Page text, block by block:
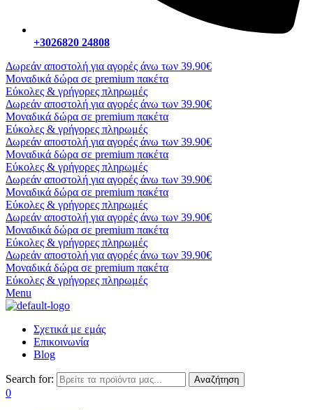
+3026820 24808
Δωρεάν αποστολή για αγορές άνω των 39.90€
Μοναδικά δώρα σε premium πακέτα
Εύκολες & γρήγορες πληρωμές
Δωρεάν αποστολή για αγορές άνω των 39.90€
Μοναδικά δώρα σε premium πακέτα
Εύκολες & γρήγορες πληρωμές
Δωρεάν αποστολή για αγορές άνω των 39.90€
Μοναδικά δώρα σε premium πακέτα
Εύκολες & γρήγορες πληρωμές
Δωρεάν αποστολή για αγορές άνω των 39.90€
Μοναδικά δώρα σε premium πακέτα
Εύκολες & γρήγορες πληρωμές
Δωρεάν αποστολή για αγορές άνω των 39.90€
Μοναδικά δώρα σε premium πακέτα
Εύκολες & γρήγορες πληρωμές
Δωρεάν αποστολή για αγορές άνω των 39.90€
Μοναδικά δώρα σε premium πακέτα
Εύκολες & γρήγορες πληρωμές
Menu
Σχετικά με εμάς
Επικοινωνία
Blog
Search for: Αναζήτηση
0